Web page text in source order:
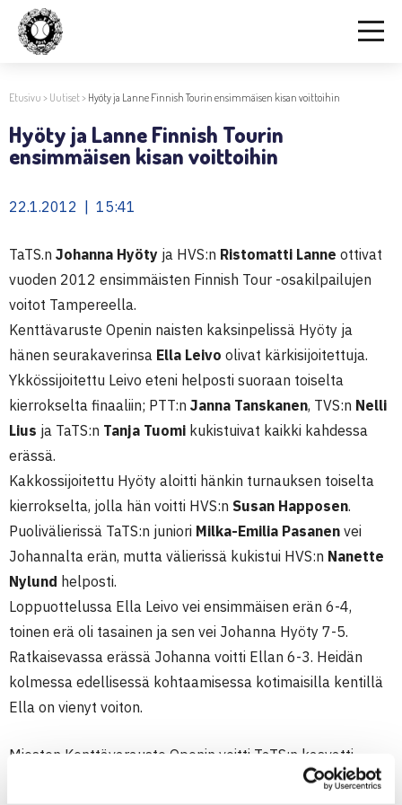
Etusivu > Uutiset> Hyöty ja Lanne Finnish Tourin ensimmäisen kisan voittoihin
Hyöty ja Lanne Finnish Tourin
ensimmäisen kisan voittoihin
22.1.2012 | 15:41
TaTS.n Johanna Hyöty ja HVS:n Ristomatti Lanne ottivat
vuoden 2012 ensimmäisten Finnish Tour -osakilpailujen
voitot Tampereella.
Kenttävaruste Openin naisten kaksinpelissä Hyöty ja
hänen seurakaverinsa Ella Leivo olivat kärkisijoitettuja.
Ykkössijoitettu Leivo eteni helposti suoraan toiselta
kierrokselta finaaliin; PTT:n Janna Tanskanen, TVS:n Nelli
Lius ja TaTS:n Tanja Tuomi kukistuivat kaikki kahdessa
erässä.
Kakkossijoitettu Hyöty aloitti hänkin turnauksen toiselta
kierrokselta, jolla hän voitti HVS:n Susan Happosen.
Puolivälierissä TaTS:n juniori Milka-Emilia Pasanen vei
Johannalta erän, mutta välierissä kukistui HVS:n Nanette
Nylund helposti.
Loppuottelussa Ella Leivo vei ensimmäisen erän 6-4,
toinen erä oli tasainen ja sen vei Johanna Hyöty 7-5.
Ratkaisevassa erässä Johanna voitti Ellan 6-3. Heidän
kolmessa edellisessä kohtaamisessa kotimaisilla kentillä
Ella on vienyt voiton.
Miesten Kenttävarauste Openin voitti TaTS:n kasvatti,
. Hän kukisti